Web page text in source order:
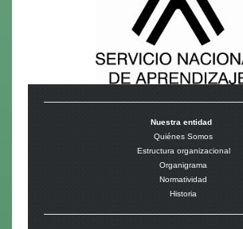
Nuestra entidad
Quiénes Somos
Estructura organizacional
Organigrama
Normatividad
Historia